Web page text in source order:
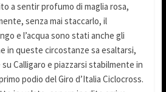
a sentir profumo di maglia rosa,
senza mai staccarlo, il
e l’acqua sono stati anche gli
in queste circostanze sa esaltarsi,
Calligaro e piazzarsi stabilmente in
podio del Giro d’Italia Ciclocross.